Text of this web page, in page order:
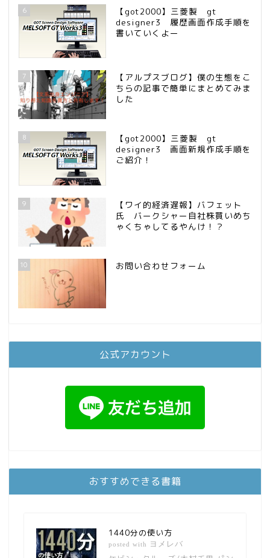
6
【got2000】三菱製 gt
designer3 履歴画面作成手順を
書いていくよー
7
【アルプスブログ】僕の生態をこ
ちらの記事で簡単にまとめてみま
した
8
【got2000】三菱製 gt
designer3 画面新規作成手順を
ご紹介！
9
【ワイ的経済遅報】バフェット
氏 バークシャー自社株買いめち
ゃくちゃしてるやんけ！？
10 お問い合わせフォーム
公式アカウント
おすすめできる書籍
1440分の使い方
posted with ヨメレバ